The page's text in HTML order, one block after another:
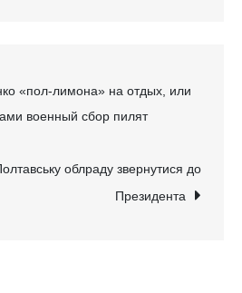
«пол-лимона» на отдых, или
военный сбор пилят
облраду звернутися до
Президента